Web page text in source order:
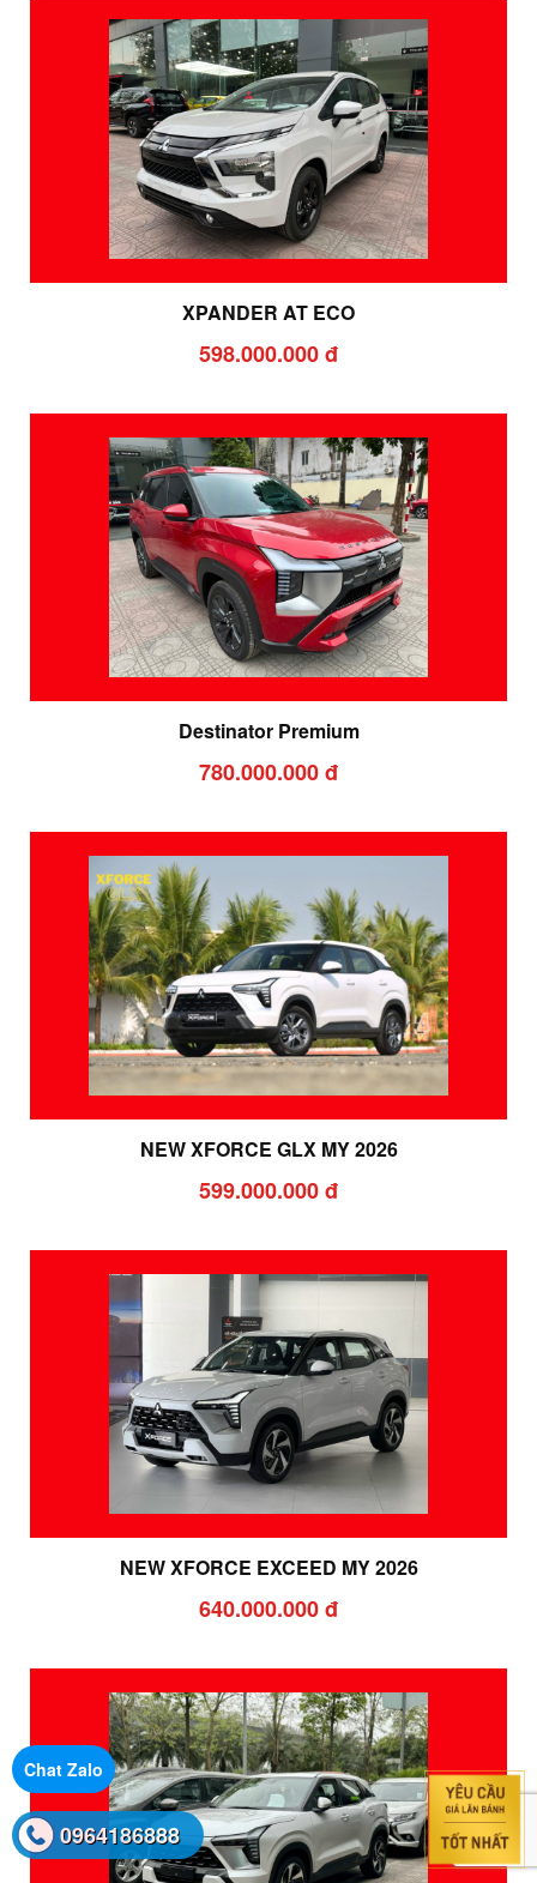
XPANDER AT ECO
598.000.000 đ
Destinator Premium
780.000.000 đ
NEW XFORCE GLX MY 2026
599.000.000 đ
NEW XFORCE EXCEED MY 2026
640.000.000 đ
0964186888
Chat Zalo